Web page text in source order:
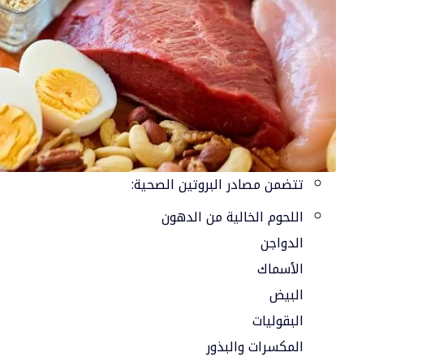
تتضمن مصادر البروتين الصحية:
اللحوم الخالية من الدهون
الدواجن
الأسماك
البيض
البقوليات
المكسرات والبذور